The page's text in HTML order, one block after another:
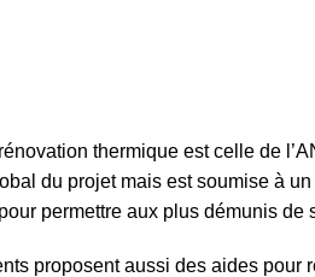
thermique est celle de
du projet mais est soumise à
permettre aux plus démunis de
proposent aussi des aides pour